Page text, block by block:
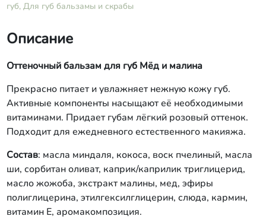
губ, Для губ бальзамы и скрабы
Описание
Оттеночный бальзам для губ Мёд и малина
Прекрасно питает и увлажняет нежную кожу губ.
Активные компоненты насыщают её необходимыми
витаминами. Придает губам лёгкий розовый оттенок.
Подходит для ежедневного естественного макияжа.
Состав: масла миндаля, кокоса, воск пчелиный, масла
ши, сорбитан оливат, каприк/каприлик триглицерид,
масло жожоба, экстракт малины, мед, эфиры
полиглицерина, этилгексилглицерин, слюда, кармин,
витамин Е, аромакомпозиция.